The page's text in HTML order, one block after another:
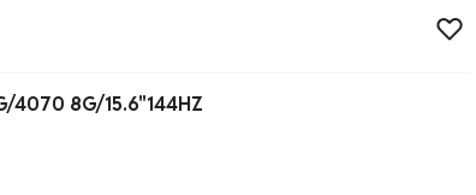
4070 8G/15.6"144HZ